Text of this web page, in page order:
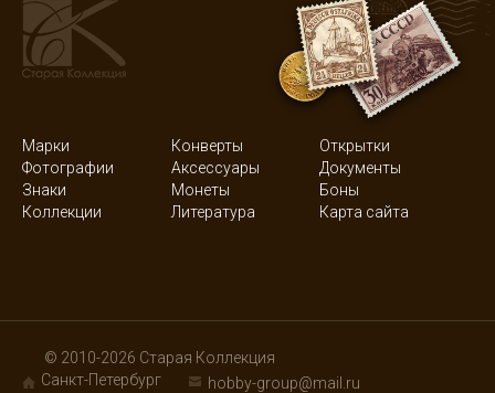
Марки Конверты
Открытки
Фотографии
Аксессуары
Документы
Знаки
Монеты
Боны
Коллекции
Литература Карта сайта
© 2010-2026 Старая Коллекция
Санкт-Петербург
hobby-group@mail.ru